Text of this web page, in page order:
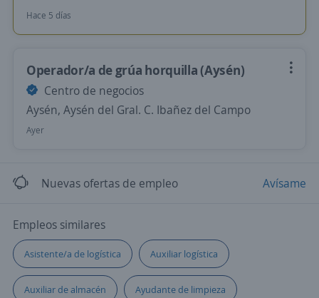
Hace 5 días
Operador/a de grúa horquilla (Aysén)
Centro de negocios
Aysén, Aysén del Gral. C. Ibañez del Campo
Ayer
Nuevas ofertas de empleo Avísame
Empleos similares
Asistente/a de logística Auxiliar logística
Auxiliar de almacén Ayudante de limpieza